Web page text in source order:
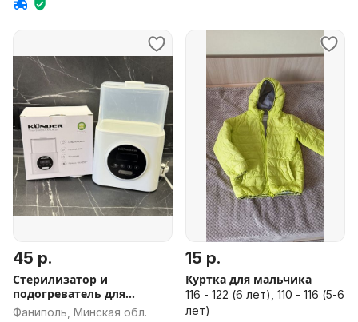
45 р.
Стерилизатор и
подогреватель для
бутылочек KUNDER
Фаниполь, Минская обл.
15 р.
Куртка для мальчика
116 - 122 (6 лет), 110 - 116 (5-6
лет)